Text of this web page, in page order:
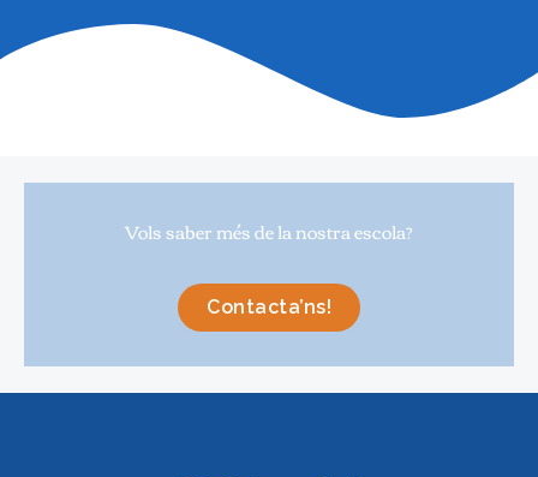
Vols saber més de la nostra escola?
Contacta’ns!